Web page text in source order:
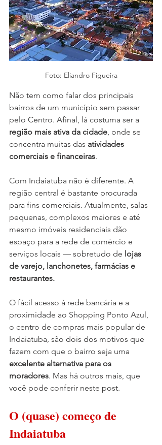
Foto: Eliandro Figueira
Não tem como falar dos principais
bairros de um município sem passar
pelo Centro. Afinal, lá costuma ser a
região mais ativa da cidade, onde se
concentra muitas das atividades
comerciais e financeiras.
Com Indaiatuba não é diferente. A
região central é bastante procurada
para fins comerciais. Atualmente, salas
pequenas, complexos maiores e até
mesmo imóveis residenciais dão
espaço para a rede de comércio e
serviços locais — sobretudo de lojas
de varejo, lanchonetes, farmácias e
restaurantes.
O fácil acesso à rede bancária e a
proximidade ao Shopping Ponto Azul,
o centro de compras mais popular de
Indaiatuba, são dois dos motivos que
fazem com que o bairro seja uma
excelente alternativa para os
moradores. Mas há outros mais, que
você pode conferir neste post.
O (quase) começo de
Indaiatuba